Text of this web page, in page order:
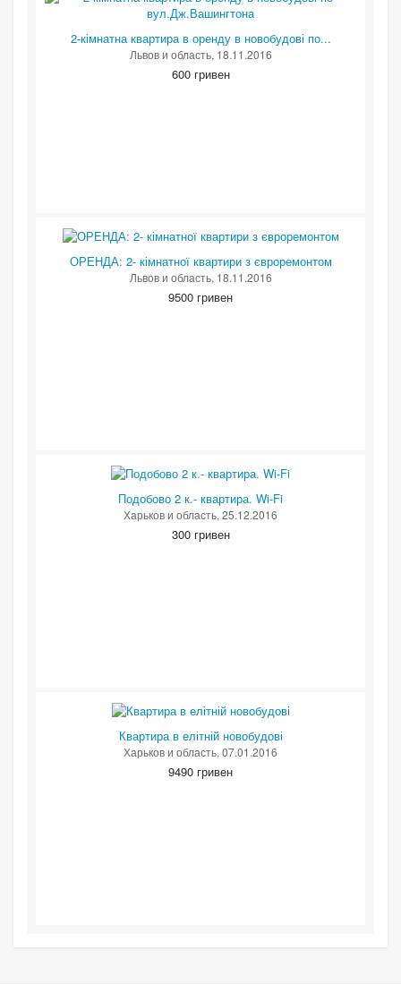
2-кімнатна квартира в оренду в новобудові по...
Львов и область, 18.11.2016
600 гривен
ОРЕНДА: 2- кімнатної квартири з євроремонтом
Львов и область, 18.11.2016
9500 гривен
Подобово 2 к.- квартира. Wi-Fi
Харьков и область, 25.12.2016
300 гривен
Квартира в елітній новобудові
Харьков и область, 07.01.2016
9490 гривен